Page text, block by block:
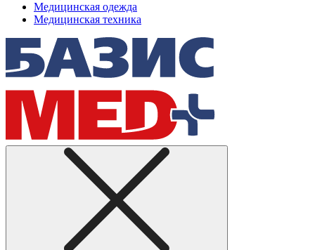
Медицинская одежда
Медицинская техника